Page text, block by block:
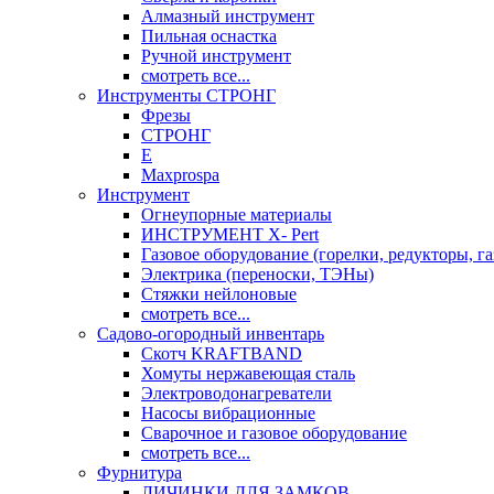
Алмазный инструмент
Пильная оснастка
Ручной инструмент
смотреть все...
Инструменты СТРОНГ
Фрезы
СТРОНГ
Е
Maxprospa
Инструмент
Огнеупорные материалы
ИНСТРУМЕНТ X- Pert
Газовое оборудование (горелки, редукторы,
Электрика (переноски, ТЭНы)
Стяжки нейлоновые
смотреть все...
Садово-огородный инвентарь
Скотч KRAFTBAND
Хомуты нержавеющая сталь
Электроводонагреватели
Насосы вибрационные
Сварочное и газовое оборудование
смотреть все...
Фурнитура